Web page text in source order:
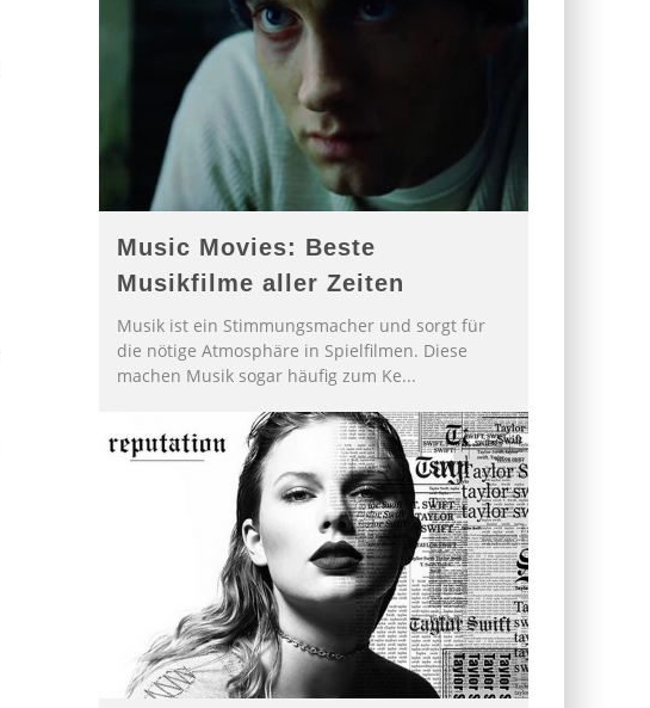
Music Movies: Beste
Musikfilme aller Zeiten
Musik ist ein Stimmungsmacher und sorgt für
die nötige Atmosphäre in Spielfilmen. Diese
machen Musik sogar häufig zum Ke...